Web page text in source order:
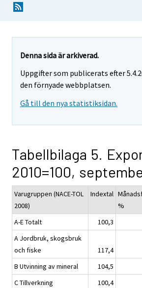
Denna sida är arkiverad.
Uppgifter som publicerats efter
den förnyade webbplatsen.
Gå till den nya statistiksidan.
Tabellbilaga 5.
2010=100,
Varugruppen (NACE-TOL
2008)
Indextal
%
A-E Totalt
100,3
A Jordbruk, skogsbruk
och fiske
117,4
B Utvinning av mineral
104,5
C Tillverkning
100,4